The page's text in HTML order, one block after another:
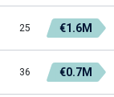
25 €1.6M
36 €0.7M